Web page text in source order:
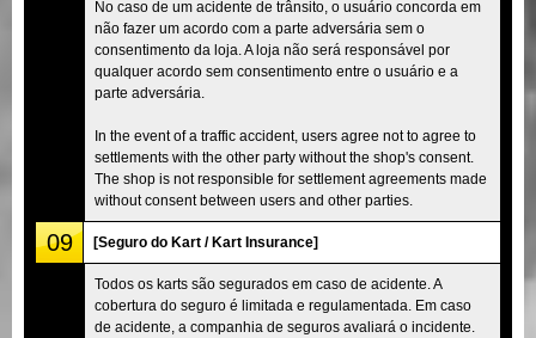
No caso de um acidente de trânsito, o usuário concorda em
não fazer um acordo com a parte adversária sem o
consentimento da loja. A loja não será responsável por
qualquer acordo sem consentimento entre o usuário e a
parte adversária.
In the event of a traffic accident, users agree not to agree to
settlements with the other party without the shop's consent.
The shop is not responsible for settlement agreements made
without consent between users and other parties.
09 [Seguro do Kart / Kart Insurance]
Todos os karts são segurados em caso de acidente. A
cobertura do seguro é limitada e regulamentada. Em caso
de acidente, a companhia de seguros avaliará o incidente.